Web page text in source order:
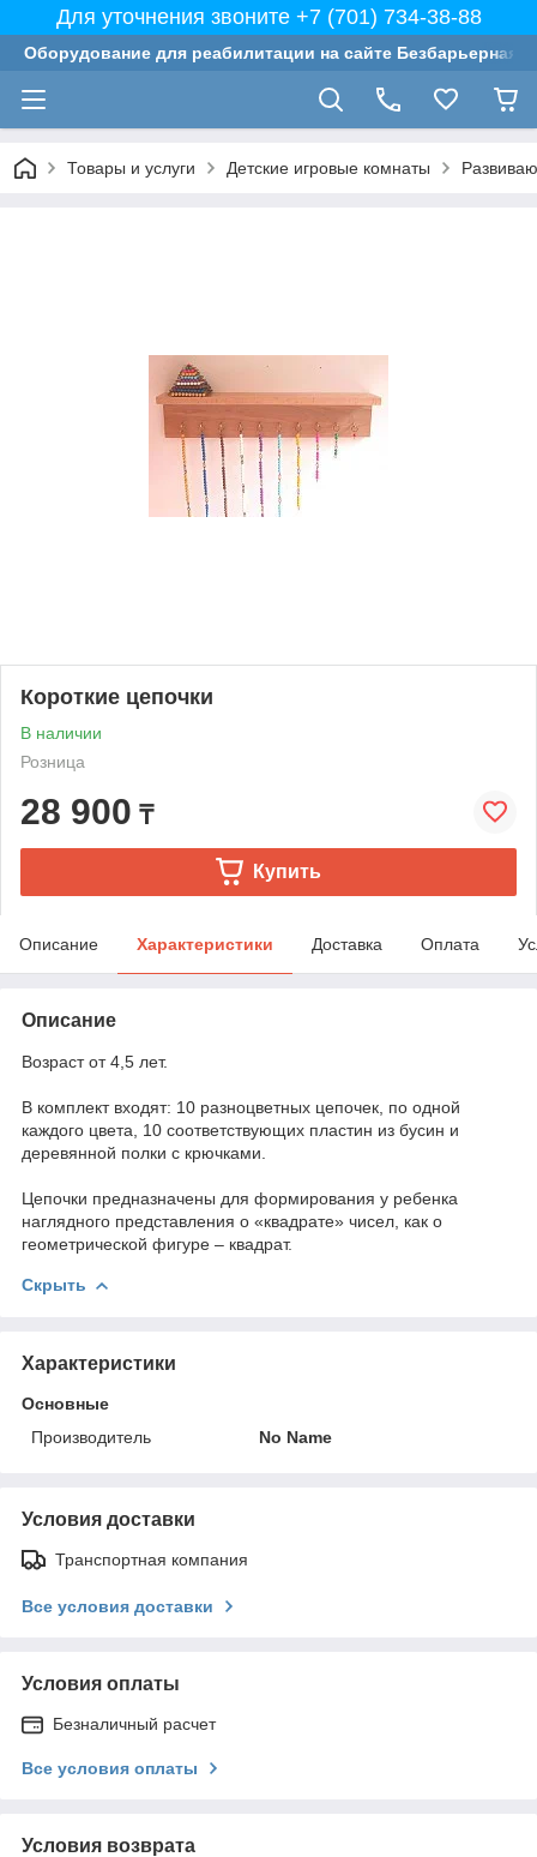
Для уточнения звоните +7 (701) 734-38-88
Оборудование для реабилитации на сайте Безбарьерная
Товары и услуги Детские игровые комнаты
Короткие цепочки
В наличии
Розница
28 900 ₸
Купить
Описание Характеристики Доставка Оплата
Описание
Возраст от 4,5 лет.
В комплект входят: 10 разноцветных цепочек, по одной
каждого цвета, 10 соответствующих пластин из бусин и
деревянной полки с крючками.
Цепочки предназначены для формирования у ребенка
наглядного представления о «квадрате» чисел, как о
геометрической фигуре – квадрат.
Скрыть
Характеристики
Основные
Производитель
No Name
Условия доставки
Транспортная компания
Все условия доставки
Условия оплаты
Безналичный расчет
Все условия оплаты
Условия возврата